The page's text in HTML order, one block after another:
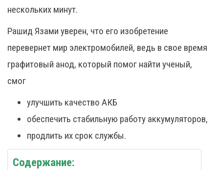
нескольких минут.
Рашид Язами уверен, что его изобретение
перевернет мир электромобилей, ведь в свое время
графитовый анод, который помог найти ученый,
смог
улучшить качество АКБ
обеспечить стабильную работу аккумуляторов,
продлить их срок службы.
Содержание: